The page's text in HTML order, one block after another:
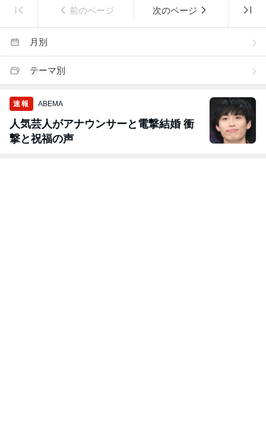
前のページ 次のページ
月別
テーマ別
速報 ABEMA
人気芸人がアナウンサーと電撃結婚 衝
撃と祝福の声